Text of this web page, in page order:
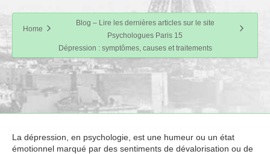
Home
Blog – Lire les dernières articles sur le site
Psychologues Paris 15
Dépression : symptômes, causes et traitements
La dépression, en psychologie, est une humeur ou un état
émotionnel marqué par des sentiments de dévalorisation ou de